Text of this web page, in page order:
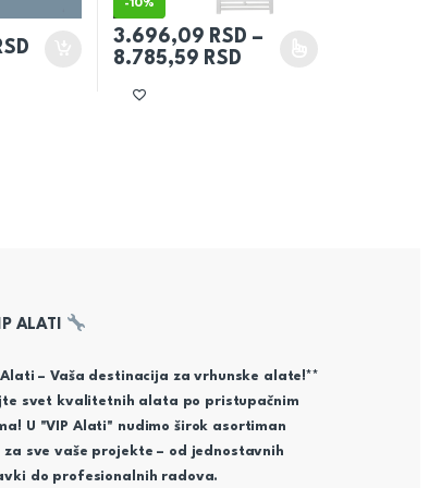
RSD do 6.660,04 RSD
na stranici proizvoda.
-10%
3.696,09 RSD –
8.785,59 RSDRaspon cena: od
Ovaj proizvod ima više varijanti. Opcije
ALATI
Alati – Vaša destinacija za vrhunske alate!**
svet kvalitetnih alata po pristupačnim
U "VIP Alati" nudimo širok asortiman
sve vaše projekte – od jednostavnih
do profesionalnih radova.